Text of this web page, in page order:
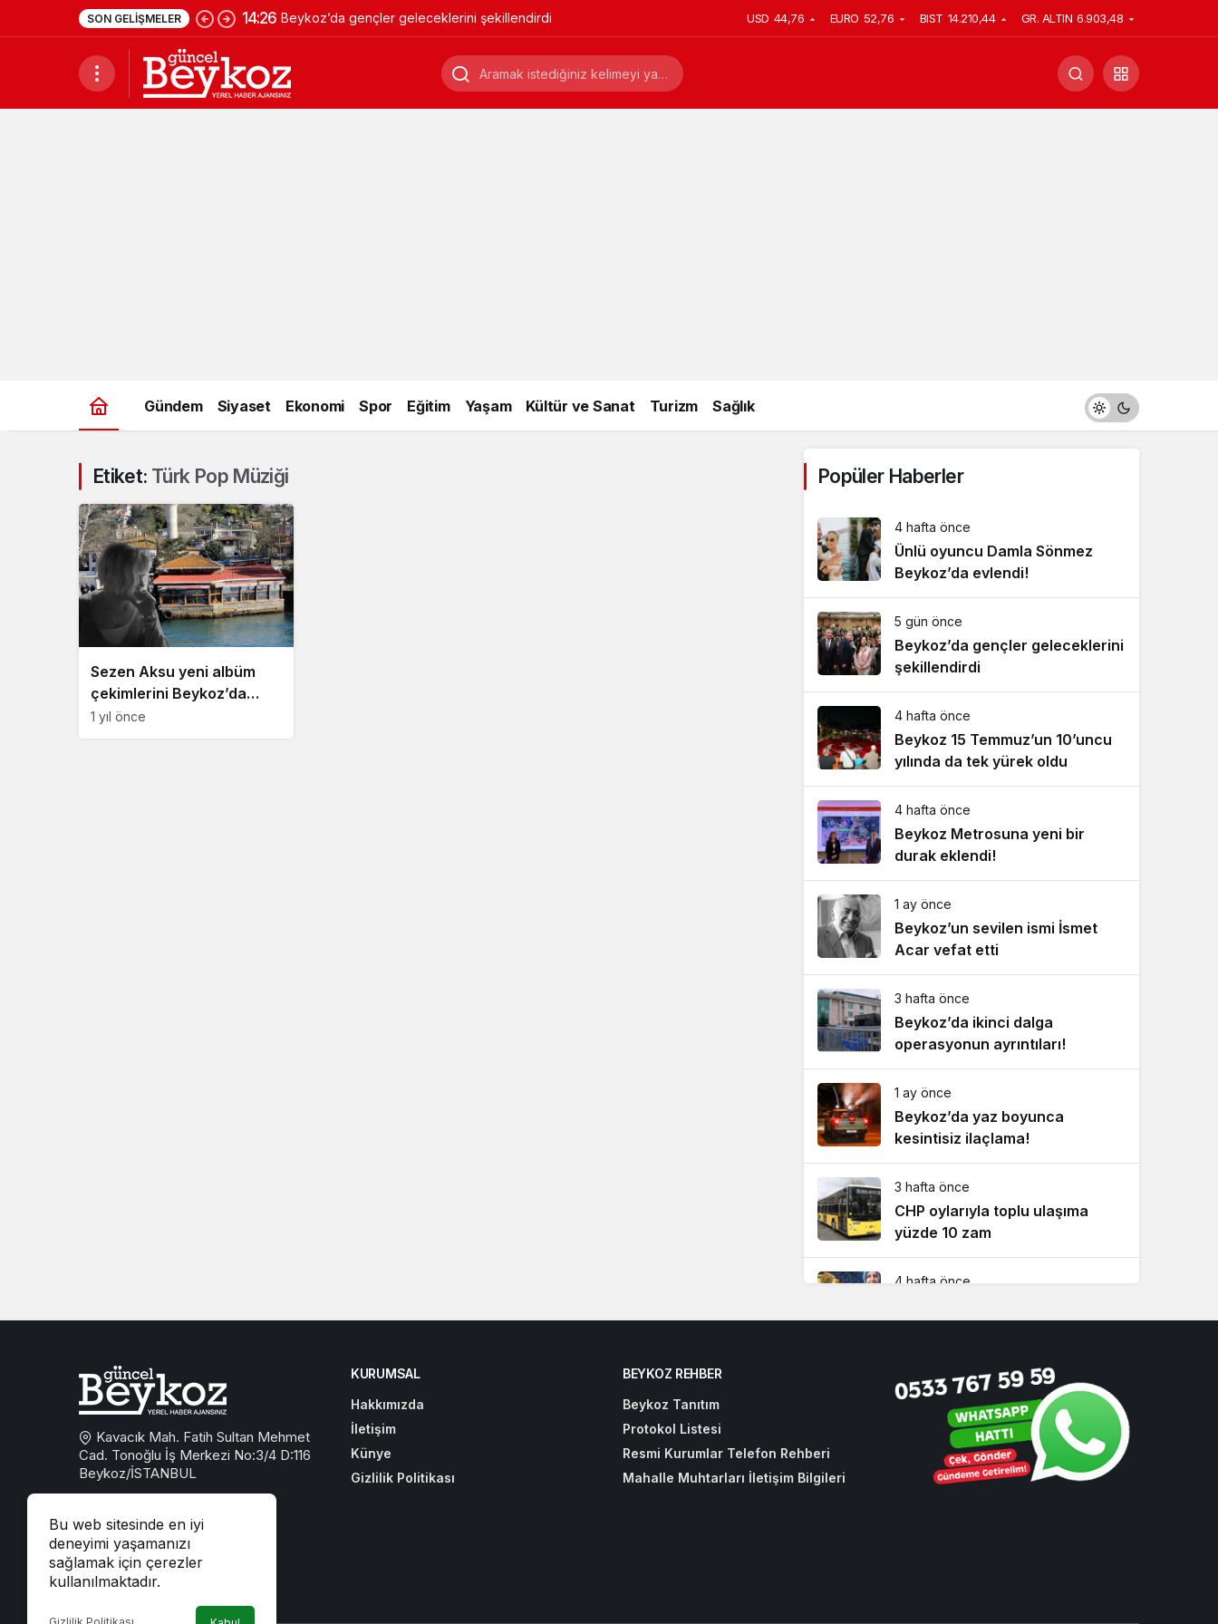
SON GELIŞMELER 14:26 Beykoz’da gençler geleceklerini şekillendirdi USD 44,76 EURO 52,76 BIST 14.210,44 GR. ALTIN 6.903,48
Gündem Siyaset Ekonomi Spor Eğitim Yaşam Kültür ve Sanat Turizm Sağlık
Etiket: Türk Pop Müziği
Sezen Aksu yeni albüm
çekimlerini Beykoz’da
gerçekleştirdi
1 yıl önce
Popüler Haberler
4 hafta önce
Ünlü oyuncu Damla Sönmez
Beykoz’da evlendi!
5 gün önce
Beykoz’da gençler geleceklerini
şekillendirdi
4 hafta önce
Beykoz 15 Temmuz’un 10’uncu
yılında da tek yürek oldu
4 hafta önce
Beykoz Metrosuna yeni bir
durak eklendi!
1 ay önce
Beykoz’un sevilen ismi İsmet
Acar vefat etti
3 hafta önce
Beykoz’da ikinci dalga
operasyonun ayrıntıları!
1 ay önce
Beykoz’da yaz boyunca
kesintisiz ilaçlama!
3 hafta önce
CHP oylarıyla toplu ulaşıma
yüzde 10 zam
4 hafta önce
2 hafta önce
İBB’nin yapmadığı işi Beykoz
Belediyesi yaptı!
Bu web sitesinde en iyi
deneyimi yaşamanızı
sağlamak için çerezler
kullanılmaktadır.
Kavacık Mah. Fatih Sultan Mehmet
Cad. Tonoğlu İş Merkezi No:3/4 D:116
Beykoz/İSTANBUL
beykozguncel@gmail.com
iletisim@beykozguncel.com
KURUMSAL
Hakkımızda
İletişim
Künye
Gizlilik Politikası
BEYKOZ REHBER
Beykoz Tanıtım
Protokol Listesi
Resmi Kurumlar Telefon Rehberi
Mahalle Muhtarları İletişim Bilgileri